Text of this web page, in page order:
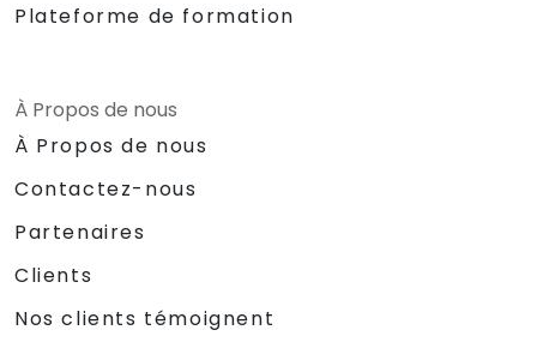
Plateforme de formation
À Propos de nous
À Propos de nous
Contactez-nous
Partenaires
Clients
Nos clients témoignent